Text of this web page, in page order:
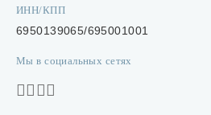
ИНН/КПП
6950139065/695001001
Мы в социальных сетях